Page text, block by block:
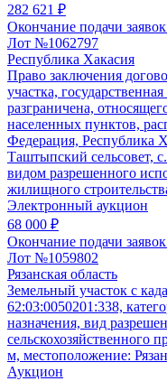
282 621 ₽
Окончание подачи
Лот №1062797
Республика Хакасия
Право заключения
участка,
разграничена,
населенных пунктов,
Федерация, Республика
Таштыпский сельсовет,
видом разрешенного
жилищного
Электронный аукцион
68 000 ₽
Окончание подачи
Лот №1059802
Рязанская область
Земельный участок с
62:03:0050201:338,
назначения, вид
сельскохозяйственного
м, местоположение:
Аукцион